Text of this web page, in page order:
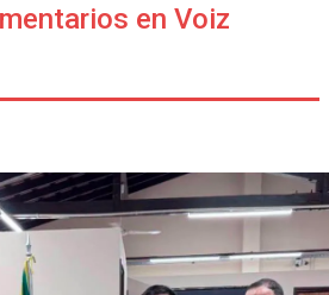
en Voiz